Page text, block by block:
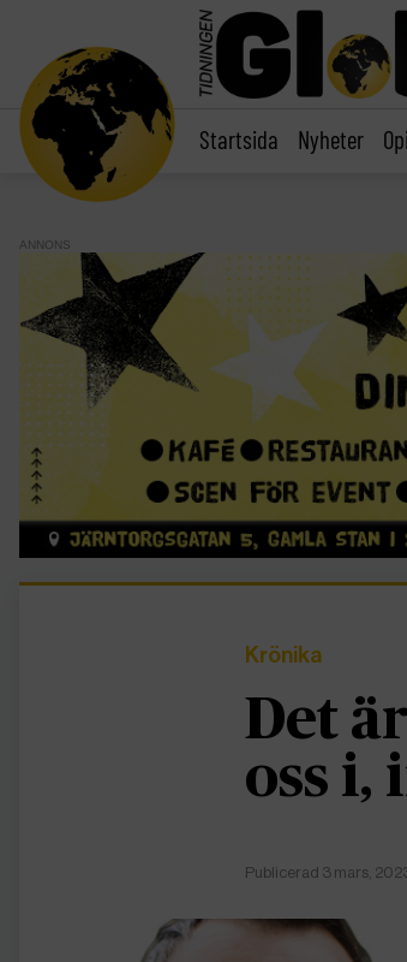
Startsida Nyheter
ANNONS
Krönika
Det
oss i,
Publicerad 3 mars,